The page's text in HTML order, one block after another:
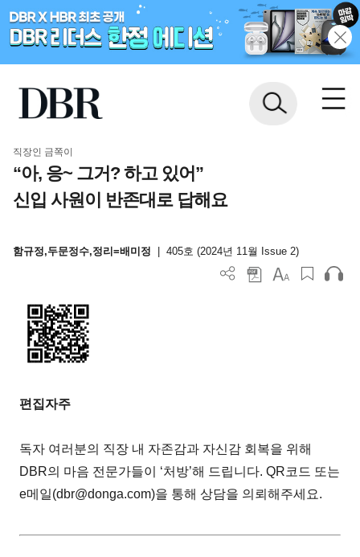
직장인 금쪽이
“아, 응~ 그거? 하고 있어”
신입 사원이 반존대로 답해요
함규정,두문정수,정리=배미정 405호 (2024년 11월 Issue 2)
편집자주
독자 여러분의 직장 내 자존감과 자신감 회복을 위해
DBR의 마음 전문가들이 ‘처방’해 드립니다. QR코드 또는
e메일(dbr@donga.com)을 통해 상담을 의뢰해주세요.